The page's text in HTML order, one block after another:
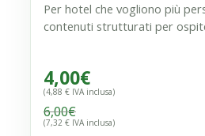
Per hotel che vogliono più
contenuti strutturati per
4,00€
(4,88 € IVA inclusa)
6,00€
(7,32 € IVA inclusa)